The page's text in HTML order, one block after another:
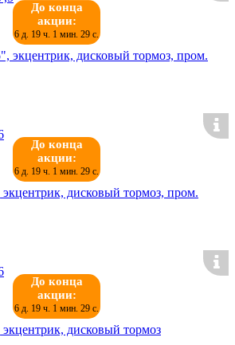
До конца
акции:
6 д. 19 ч. 1 мин. 29 с.
экцентрик, дисковый тормоз, пром.
До конца
акции:
6 д. 19 ч. 1 мин. 29 с.
дисковый тормоз, пром.
До конца
акции:
6 д. 19 ч. 1 мин. 29 с.
дисковый тормоз